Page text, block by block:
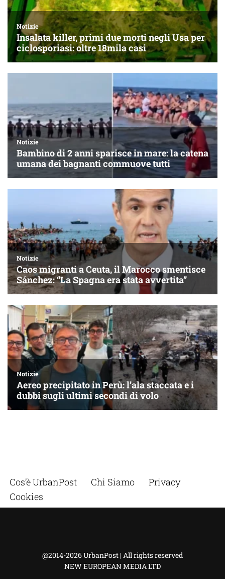
Cos’è UrbanPost Chi Siamo
Privacy
Cookies
@2014-2026 UrbanPost | All rights reserved
NEW EUROPEAN MEDIA LTD